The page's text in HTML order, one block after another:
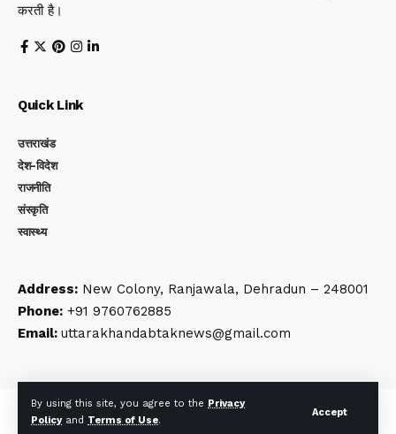
By using this site, you agree to the Privacy
Policyand Terms of Use.
Accept
करती है।
Quick Link
उत्तराखंड
देश-विदेश
राजनीति
संस्कृति
स्वास्थ्य
Address: New Colony, Ranjawala, Dehradun – 248001
Phone: +91 9760762885
Email: uttarakhandabtaknews@gmail.com
© Uttarakhand Ab Tak. All Rights Reserved | Developed By:Tech